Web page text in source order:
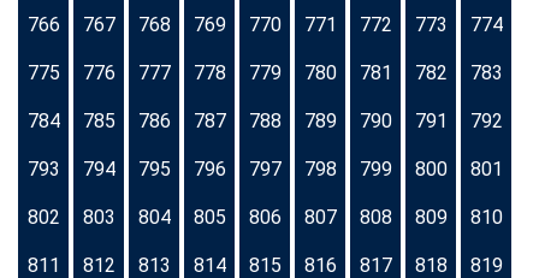
766 767 768 769 770 771 772 773 774
775 776 777 778 779 780 781 782 783
784 785 786 787 788 789 790 791 792
793 794 795 796 797 798 799 800 801
802 803 804 805 806 807 808 809 810
811 812 813 814 815 816 817 818 819